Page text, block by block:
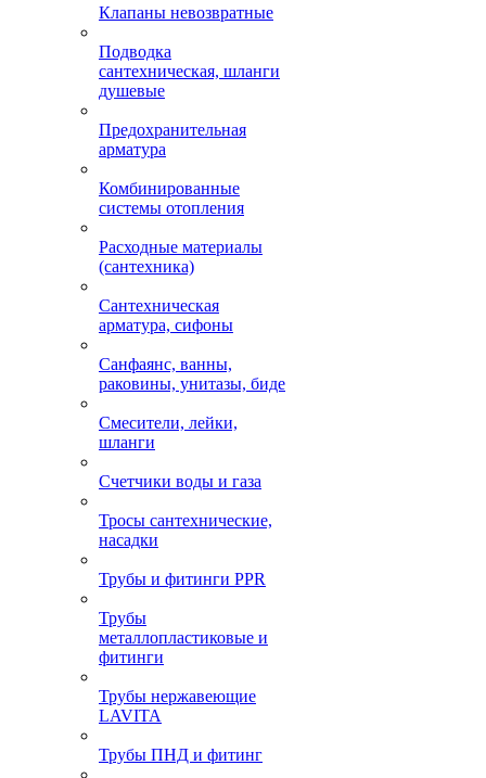
Клапаны невозвратные
Подводка
сантехническая, шланги
душевые
Предохранительная
арматура
Комбинированные
системы отопления
Расходные материалы
(сантехника)
Сантехническая
арматура, сифоны
Санфаянс, ванны,
раковины, унитазы, биде
Смесители, лейки,
шланги
Счетчики воды и газа
Тросы сантехнические,
насадки
Трубы и фитинги PPR
Трубы
металлопластиковые и
фитинги
Трубы нержавеющие
LAVITA
Трубы ПНД и фитинг